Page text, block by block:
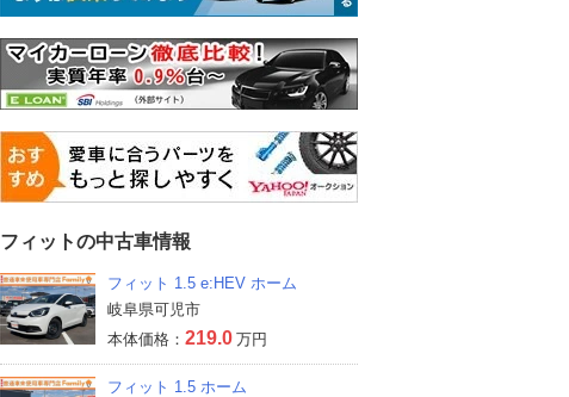
フィットの中古車情報
フィット 1.5 e:HEV ホーム
岐阜県可児市
本体価格： 219.0 万円
フィット 1.5 ホーム